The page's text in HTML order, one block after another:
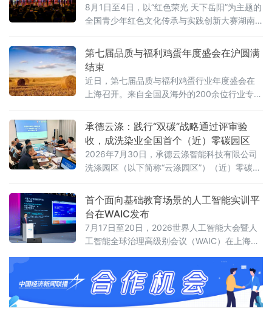
湖南省赛在岳阳举办
8月1日至4日，以“红色荣光 天下岳阳”为主题的
全国青少年红色文化传承与实践创新大赛湖南
聚洞庭湖畔，这场教育部、湖南省教育厅备案
白名单公益赛事，是落实立德树人、培育时代
新人的重要实践。
第七届品质与福利鸡蛋年度盛会在沪圆满
结束
近日，第七届品质与福利鸡蛋行业年度盛会在
上海召开。来自全国及海外的200余位行业专
绕“蓄势破局，非笼领航”主题，探讨产业转型、
技术创新与消费升级路径。
承德云涤：践行“双碳”战略通过评审验
收，成洗染业全国首个（近）零碳园区
2026年7月30日，承德云涤智能科技有限公司
洗涤园区（以下简称“云涤园区”）（近）零碳洗
行业协会组织专家组对园区进行全面评审，北
京市科学技术研究院资源环境研究所作为零碳
园区建设指导单位全程参与指导。
首个面向基础教育场景的人工智能实训平
台在WAIC发布
7月17日至20日，2026世界人工智能大会暨人
工智能全球治理高级别会议（WAIC）在上海举
WAIC持续汇聚前沿技术、产业实践与全球智
慧，推动人工智能更好地服务经济社会发展。